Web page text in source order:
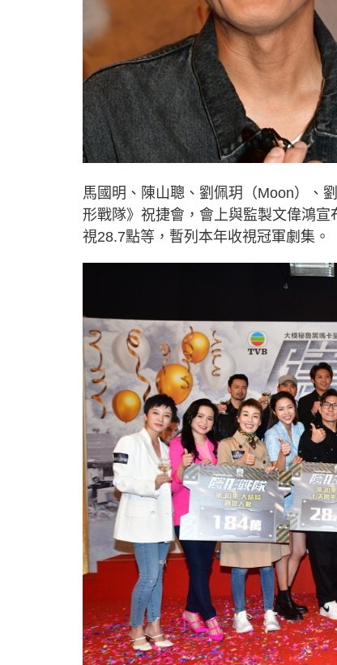
馬國明、陳山聰、劉佩玥（Moon）、
形戰隊》祝捷會，會上與監製文偉鴻
視28.7點等，暫列本年收視冠軍劇集。